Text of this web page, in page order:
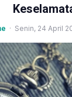
· Senin, 24 April